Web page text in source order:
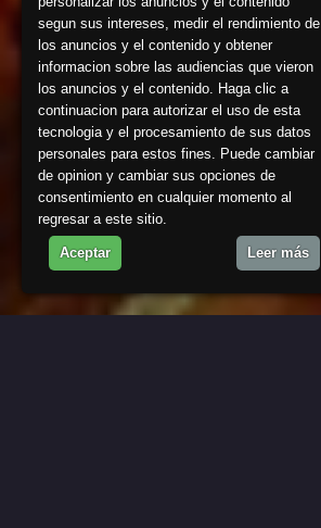
segun sus intereses, medir el rendimiento de
los anuncios y el contenido y obtener
informacion sobre las audiencias que vieron
los anuncios y el contenido. Haga clic a
continuacion para autorizar el uso de esta
tecnologia y el procesamiento de sus datos
personales para estos fines. Puede cambiar
de opinion y cambiar sus opciones de
consentimiento en cualquier momento al
regresar a este sitio.
Aceptar Leer más